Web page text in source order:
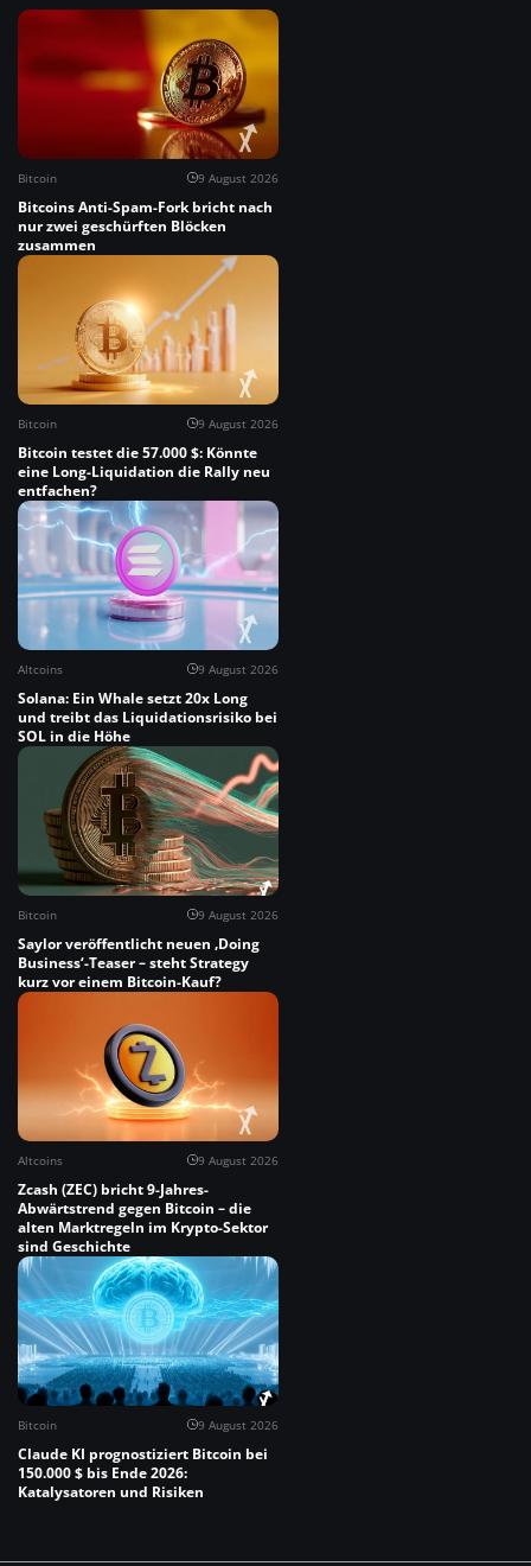
Bitcoin 9 August 2026
Bitcoins Anti-Spam-Fork bricht nach
nur zwei geschürften Blöcken
zusammen
Bitcoin 9 August 2026
Bitcoin testet die 57.000 $: Könnte
eine Long-Liquidation die Rally neu
entfachen?
Altcoins 9 August 2026
Solana: Ein Whale setzt 20x Long
und treibt das Liquidationsrisiko bei
SOL in die Höhe
Bitcoin 9 August 2026
Saylor veröffentlicht neuen ‚Doing
Business‘-Teaser – steht Strategy
kurz vor einem Bitcoin-Kauf?
Altcoins 9 August 2026
Zcash (ZEC) bricht 9-Jahres-
Abwärtstrend gegen Bitcoin – die
alten Marktregeln im Krypto-Sektor
sind Geschichte
Bitcoin 9 August 2026
Claude KI prognostiziert Bitcoin bei
150.000 $ bis Ende 2026:
Katalysatoren und Risiken